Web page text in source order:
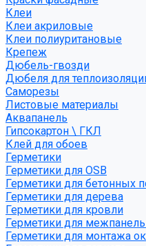
Клеи
Клеи акриловые
Клеи полиуритановые
Крепеж
Дюбель-гвозди
Дюбеля для
Саморезы
Листовые материалы
Аквапанель
Гипсокартон \ ГКЛ
Клей для обоев
Герметики
Герметики для OSB
Герметики для бетонных
Герметики для дерева
Герметики для кровли
Герметики для
Герметики для монтажа